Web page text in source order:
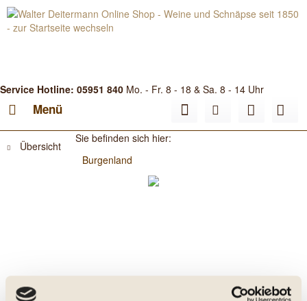
Service Hotline: 05951 840 Mo. - Fr. 8 - 18 & Sa. 8 - 14 Uhr
Menü
Übersicht
Sie befinden sich hier:
Burgenland